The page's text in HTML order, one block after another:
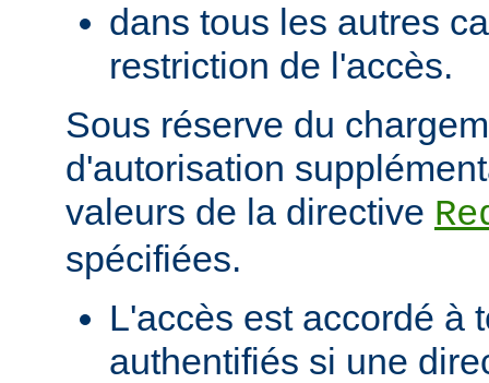
dans tous les autres
restriction de l'accès.
Sous réserve du
d'autorisation
valeurs de la directive
spécifiées.
L'accès est accordé à
authentifiés si une